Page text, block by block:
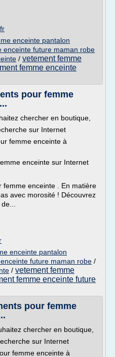
enceinte pantalon
enceinte future maman robe
/ vetement femme
femme enceinte
pour femme
chercher en boutique,
sur Internet
femme enceinte à
enceinte sur Internet
femme enceinte . En matière
avec morosité ! Découvrez
enceinte pantalon
future maman robe /
/ vetement femme
femme enceinte future
pour femme
chercher en boutique,
sur Internet
femme enceinte à